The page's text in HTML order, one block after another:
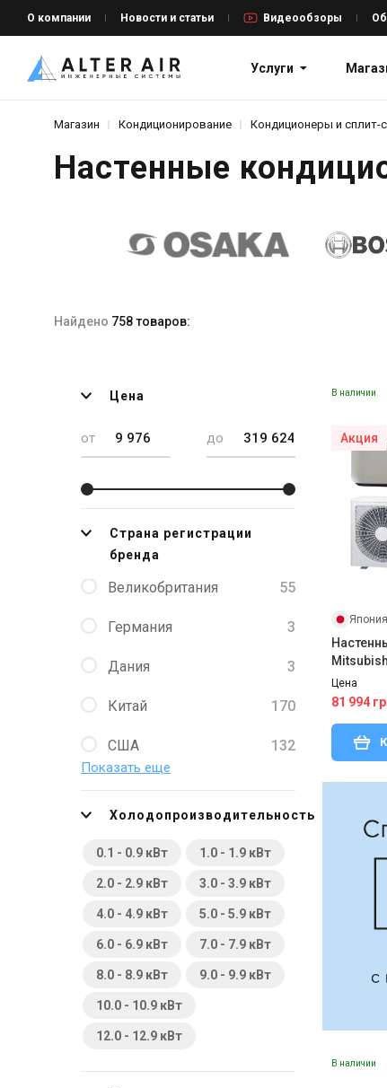
О компании Новости и статьи Видеообзоры
Услуги
Магазин Кондиционирование Кондиционеры и сплит-
Настенные
Найдено 758 товаров:
Цена
от до
Страна регистрации
бренда
Великобритания 55
Германия 3
Дания 3
Китай 170
США 132
Чехия 39
Показать еще
Холодопроизводительность
0.1 - 0.9 кВт 1.0 - 1.9 кВт
2.0 - 2.9 кВт 3.0 - 3.9 кВт
4.0 - 4.9 кВт 5.0 - 5.9 кВт
6.0 - 6.9 кВт 7.0 - 7.9 кВт
8.0 - 8.9 кВт 9.0 - 9.9 кВт
10.0 - 10.9 кВт
12.0 - 12.9 кВт
В наличии
Акция
Япония
WT/
Цена
81 994
В наличии